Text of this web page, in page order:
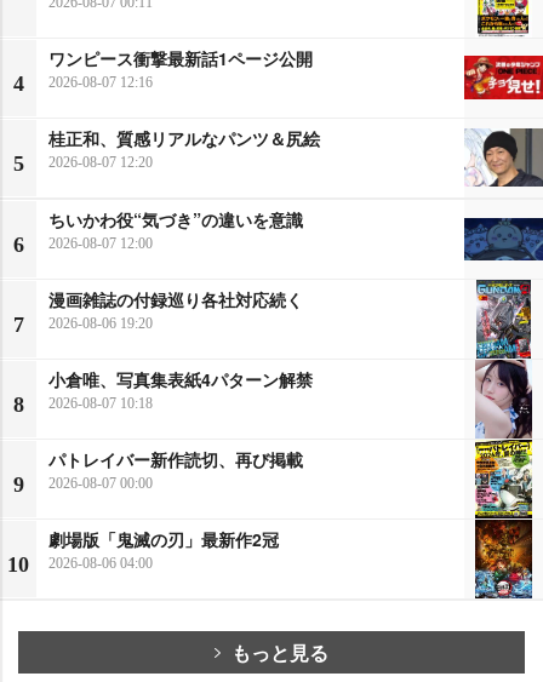
4
ワンピース衝撃最新話1ページ公開
2026-08-07 12:16
5
桂正和、質感リアルなパンツ＆尻絵
2026-08-07 12:20
6
ちいかわ役“気づき”の違いを意識
2026-08-07 12:00
7
漫画雑誌の付録巡り各社対応続く
2026-08-06 19:20
8
小倉唯、写真集表紙4パターン解禁
2026-08-07 10:18
9
パトレイバー新作読切、再び掲載
2026-08-07 00:00
10
劇場版「鬼滅の刃」最新作2冠
2026-08-06 04:00
もっと見る